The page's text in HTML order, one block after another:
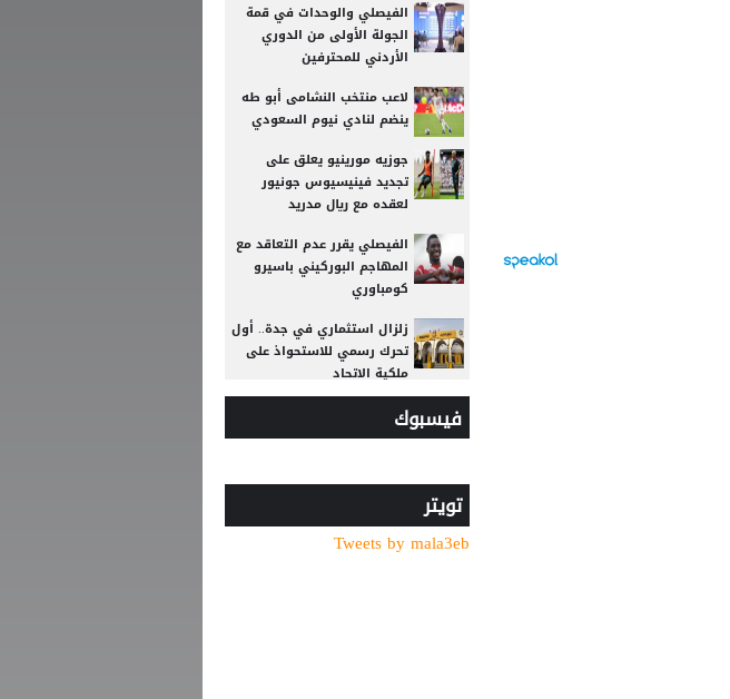
الفيصلي والوحدات في قمة
الجولة الأولى من الدوري
الأردني للمحترفين
لاعب منتخب النشامى أبو طه
ينضم لنادي نيوم السعودي
جوزيه مورينيو يعلق على
تجديد فينيسيوس جونيور
لعقده مع ريال مدريد
الفيصلي يقرر عدم التعاقد مع
المهاجم البوركيني باسيرو
كومباوري
زلزال استثماري في جدة.. أول
تحرك رسمي للاستحواذ على
ملكية الاتحاد
مع انطلاق الموسم الكروي..
تطبيق تقنية حكم الفيديوفيسبوك
تويتر
Tweets by mala3eb